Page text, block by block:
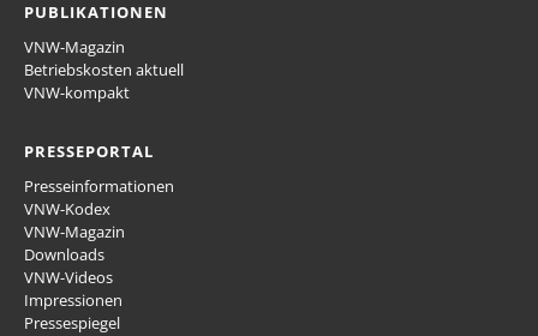
PUBLIKATIONEN
VNW-Magazin
Betriebskosten aktuell
VNW-kompakt
PRESSEPORTAL
Presseinformationen
VNW-Kodex
VNW-Magazin
Downloads
VNW-Videos
Impressionen
Pressespiegel